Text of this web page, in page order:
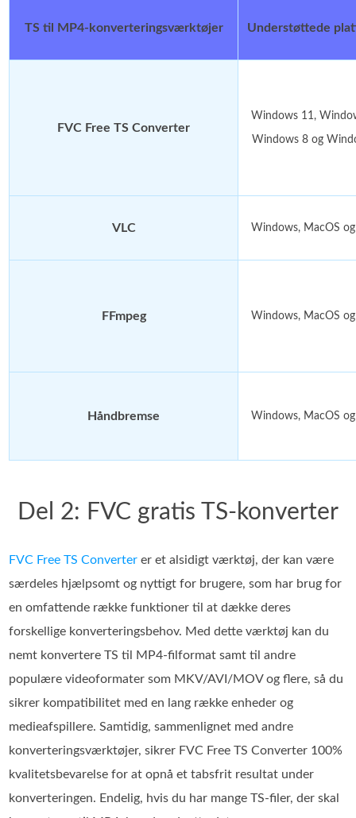
TS til MP4-konverteringsværktøjer Understøttede
FVC Free TS Converter
Windows 11,
Windows 8 og
VLC Windows, MacOS
FFmpeg Windows, MacOS
Håndbremse Windows, MacOS
Del 2: FVC gratis TS-konverter
FVC Free TS Converter er et alsidigt værktøj, der kan være
særdeles hjælpsomt og nyttigt for brugere, som har brug for
en omfattende række funktioner til at dække deres
forskellige konverteringsbehov. Med dette værktøj kan du
nemt konvertere TS til MP4‑filformat samt til andre
populære videoformater som MKV/AVI/MOV og flere, så du
sikrer kompatibilitet med en lang række enheder og
medieafspillere. Samtidig, sammenlignet med andre
konverteringsværktøjer, sikrer FVC Free TS Converter 100%
kvalitetsbevarelse for at opnå et tabsfrit resultat under
konverteringen. Endelig, hvis du har mange TS‑filer, der skal